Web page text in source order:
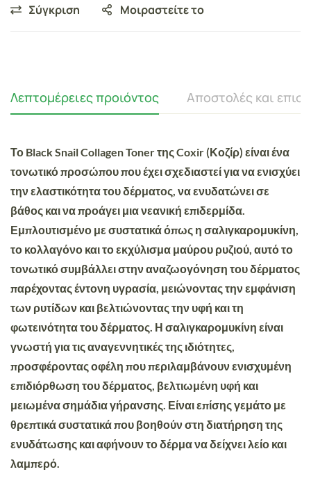
Σύγκριση Μοιραστείτε το
Λεπτομέρειες προιόντος Αποστολές και
Το Black Snail Collagen Toner της Coxir (Κοζίρ) είναι ένα
τονωτικό προσώπου που έχει σχεδιαστεί για να ενισχύει
την ελαστικότητα του δέρματος, να ενυδατώνει σε
βάθος και να προάγει μια νεανική επιδερμίδα.
Εμπλουτισμένο με συστατικά όπως η σαλιγκαρομυκίνη,
το κολλαγόνο και το εκχύλισμα μαύρου ρυζιού, αυτό το
τονωτικό συμβάλλει στην αναζωογόνηση του δέρματος
παρέχοντας έντονη υγρασία, μειώνοντας την εμφάνιση
των ρυτίδων και βελτιώνοντας την υφή και τη
φωτεινότητα του δέρματος. Η σαλιγκαρομυκίνη είναι
γνωστή για τις αναγεννητικές της ιδιότητες,
προσφέροντας οφέλη που περιλαμβάνουν ενισχυμένη
επιδιόρθωση του δέρματος, βελτιωμένη υφή και
μειωμένα σημάδια γήρανσης. Είναι επίσης γεμάτο με
θρεπτικά συστατικά που βοηθούν στη διατήρηση της
ενυδάτωσης και αφήνουν το δέρμα να δείχνει λείο και
λαμπερό.